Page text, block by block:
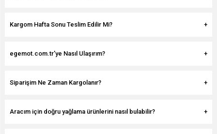
Kargom Hafta Sonu Teslim Edilir Mi?
egemot.com.tr'ye Nasıl Ulaşırım?
Siparişim Ne Zaman Kargolanır?
Aracım için doğru yağlama ürünlerini nasıl bulabilir?